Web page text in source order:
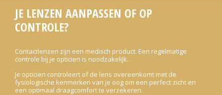
JE LENZEN AANPASSEN OF OP
CONTROLE?
Contactlenzen zijn een medisch product. Een regelmatige
controle bij je opticien is noodzakelijk.
Je opticien controleert of de lens overeenkomt met de
fysiologische kenmerken van je oog om een perfect zicht en
een optimaal draagcomfort te verzekeren.